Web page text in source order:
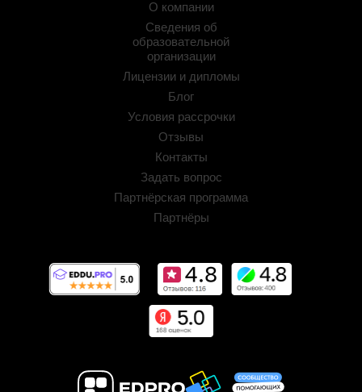
О компании
Сведения об
образовательной
организации
Лицензии и дипломы
Блог
Условия рассрочки
Отзывы
Контакты
Задать вопрос
Партнёрская программа
Партнёры